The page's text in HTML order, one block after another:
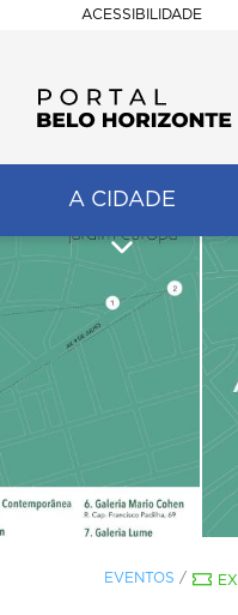
ACESSIBILIDADE
BELO
A CIDADE
EVENTOS /